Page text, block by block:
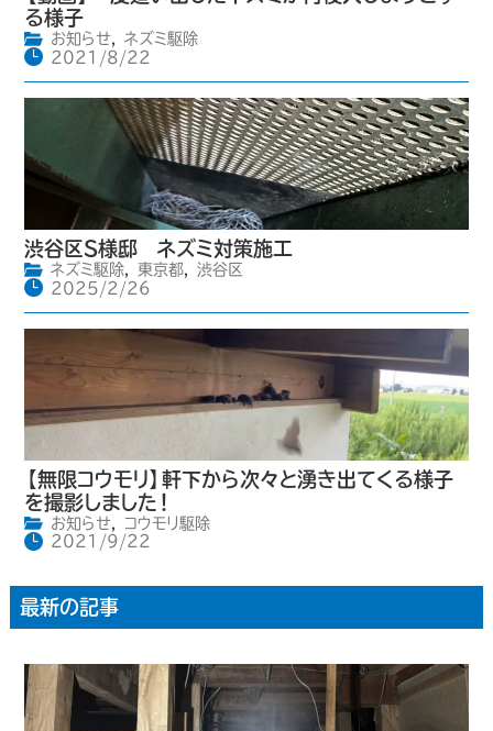
る様子
お知らせ,
ネズミ駆除
2021/8/22
渋谷区S様邸 ネズミ対策施工
ネズミ駆除, 東京都,
渋谷区
2025/2/26
【無限コウモリ】軒下から次々と湧き出てくる様子
を撮影しました！
お知らせ,
コウモリ駆除
2021/9/22
最新の記事